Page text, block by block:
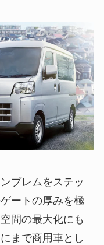
ブレムをステッ
ートの厚みを極
間の最大化にも
まで商用車とし